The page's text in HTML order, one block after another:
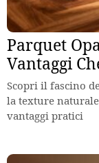
Parquet
Vantaggi
Scopri il fascino
la texture
vantaggi pratici